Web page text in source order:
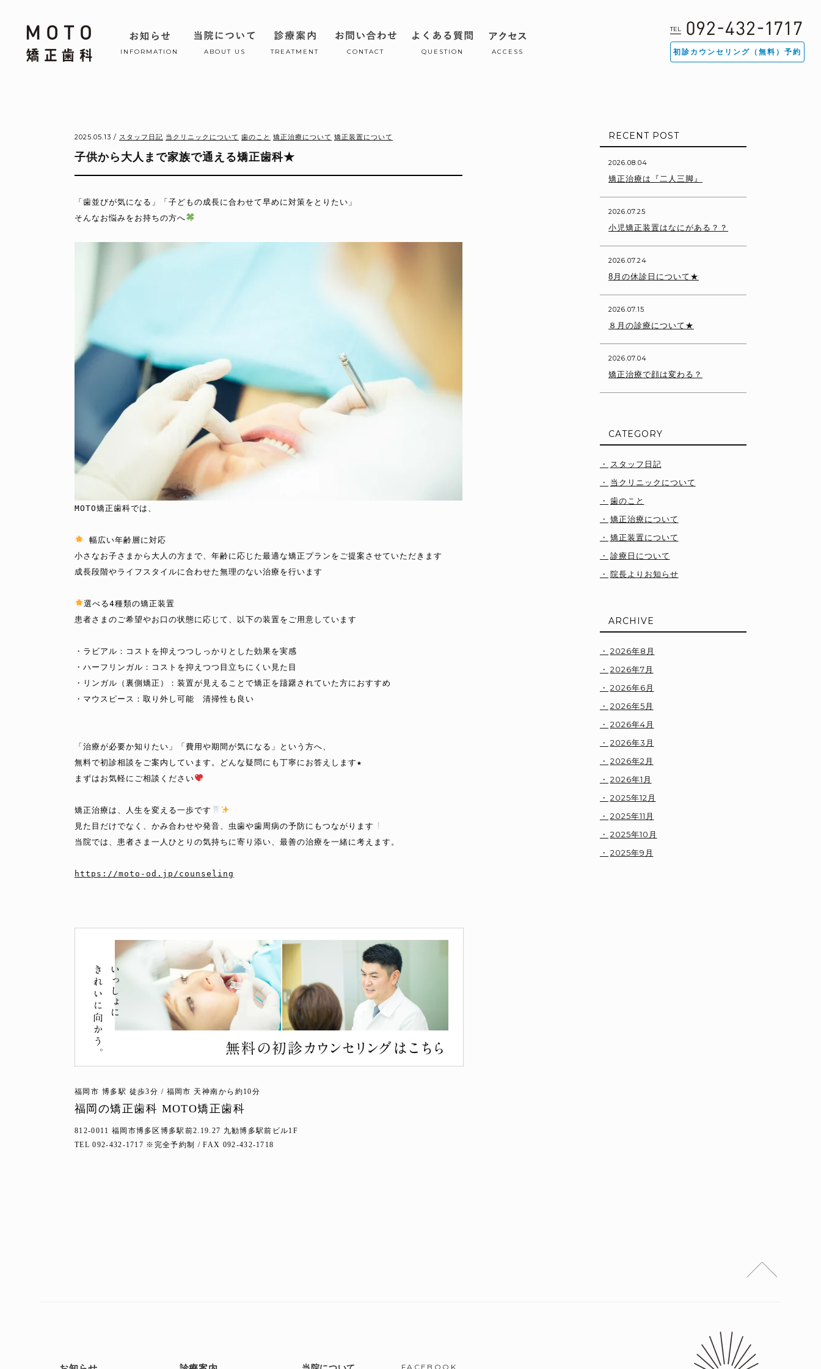
INFORMATION ABOUT US TREATMENT CONTACT QUESTION ACCESS
TEL
初診カウンセリング（無料）予約
2025.05.13 / スタッフ日記 当クリニックについて 歯のこと 矯正治療について 矯正装置について
子供から大人まで家族で通える矯正歯科★
「歯並びが気になる」「子どもの成長に合わせて早めに対策をとりたい」
そんなお悩みをお持ちの方へ
MOTO矯正歯科では、
幅広い年齢層に対応
小さなお子さまから大人の方まで、年齢に応じた最適な矯正プランをご提案させていただきます
成長段階やライフスタイルに合わせた無理のない治療を行います
選べる4種類の矯正装置
患者さまのご希望やお口の状態に応じて、以下の装置をご用意しています
・ラビアル：コストを抑えつつしっかりとした効果を実感
・ハーフリンガル：コストを抑えつつ目立ちにくい見た目
・リンガル（裏側矯正）：装置が見えることで矯正を躊躇されていた方におすすめ
・マウスピース：取り外し可能　清掃性も良い
「治療が必要か知りたい」「費用や期間が気になる」という方へ、
無料で初診相談をご案内しています。どんな疑問にも丁寧にお答えします★
まずはお気軽にご相談ください
矯正治療は、人生を変える一歩です
見た目だけでなく、かみ合わせや発音、虫歯や歯周病の予防にもつながります
当院では、患者さま一人ひとりの気持ちに寄り添い、最善の治療を一緒に考えます。
https://moto-od.jp/counseling
福岡市 博多駅 徒歩3分 / 福岡市 天神南から約10分
福岡の矯正歯科 MOTO矯正歯科
812-0011 福岡市博多区博多駅前2.19.27 九勧博多駅前ビル1F
TEL 092-432-1717 ※完全予約制 / FAX 092-432-1718
RECENT POST
2026.08.04
矯正治療は『二人三脚』
2026.07.25
小児矯正装置はなにがある？？
2026.07.24
8月の休診日について★
2026.07.15
８月の診療について★
2026.07.04
矯正治療で顔は変わる？
CATEGORY
スタッフ日記
当クリニックについて
歯のこと
矯正治療について
矯正装置について
診療日について
院長よりお知らせ
ARCHIVE
2026年8月
2026年7月
2026年6月
2026年5月
2026年4月
2026年3月
2026年2月
2026年1月
2025年12月
2025年11月
2025年10月
2025年9月
FACEBOOK